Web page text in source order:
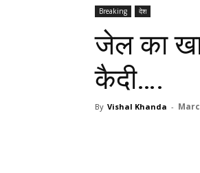
Breaking देश
जेल का
कैदी….
By Vishal Khanda -